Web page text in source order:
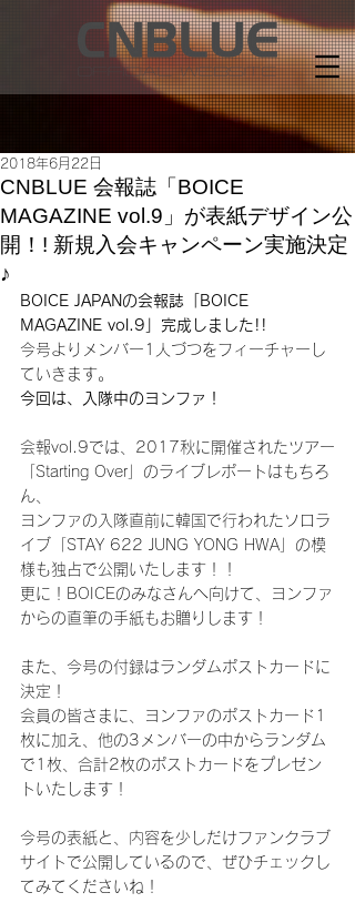
CNBLUE 会報誌「BOICE
MAGAZINE vol.9」が表紙デザイン公
開！! 新規入会キャンペーン実施決定
♪
2018年6月22日
BOICE JAPANの会報誌「BOICE
MAGAZINE vol.9」完成しました!!
今号よりメンバー1人づつをフィーチャーし
ていきます。
今回は、入隊中のヨンファ！
会報vol.9では、2017秋に開催されたツアー
「Starting Over」のライブレポートはもちろ
ん、
ヨンファの入隊直前に韓国で行われたソロラ
イブ「STAY 622 JUNG YONG HWA」の模
様も独占で公開いたします！！
更に！BOICEのみなさんへ向けて、ヨンファ
からの直筆の手紙もお贈りします！
また、今号の付録はランダムポストカードに
決定！
会員の皆さまに、ヨンファのポストカード1
枚に加え、他の3メンバーの中からランダム
で1枚、合計2枚のポストカードをプレゼン
トいたします！
今号の表紙と、内容を少しだけファンクラブ
サイトで公開しているので、ぜひチェックし
てみてくださいね！